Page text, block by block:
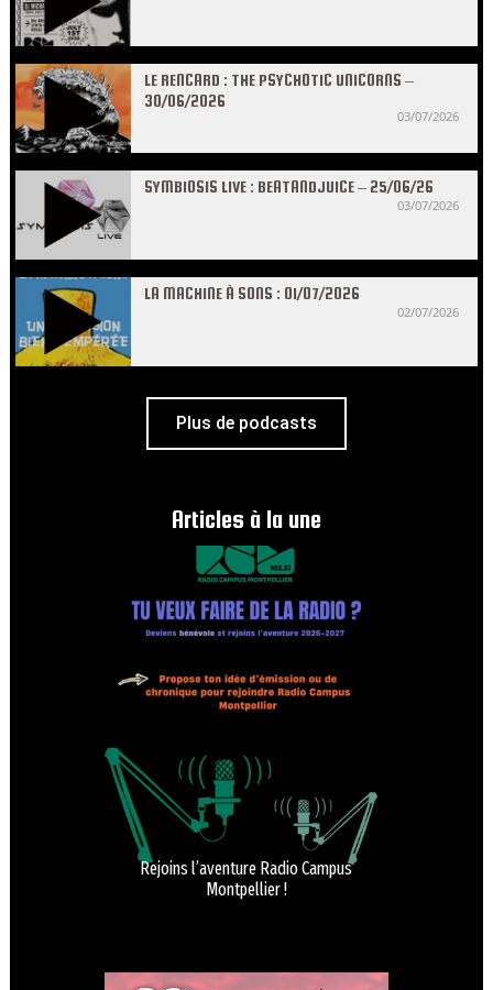
LE RENCARD : THE PSYCHOTIC UNICORNS –
30/06/2026
03/07/2026
SYMBIOSIS LIVE : BEATANDJUICE – 25/06/26
03/07/2026
LA MACHINE À SONS : 01/07/2026
02/07/2026
Plus de podcasts
Articles à la une
Rejoins l’aventure Radio Campus
Montpellier !